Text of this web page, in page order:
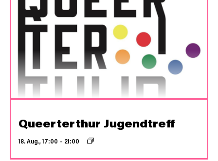
Queerterthur Jugendtreff
18. Aug., 17:00 – 21:00